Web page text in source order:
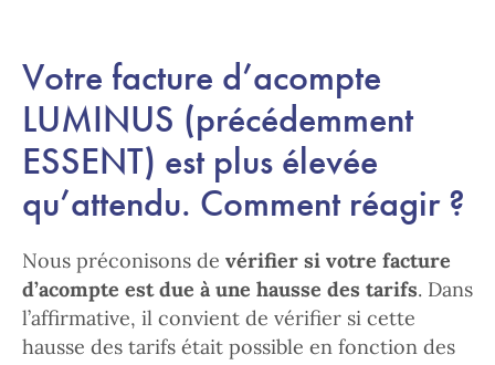
Votre facture d’acompte
LUMINUS (précédemment
ESSENT) est plus élevée
qu’attendu. Comment réagir ?
Nous préconisons de vérifier si votre facture
d’acompte est due à une hausse des tarifs. Dans
l’affirmative, il convient de vérifier si cette
hausse des tarifs était possible en fonction des